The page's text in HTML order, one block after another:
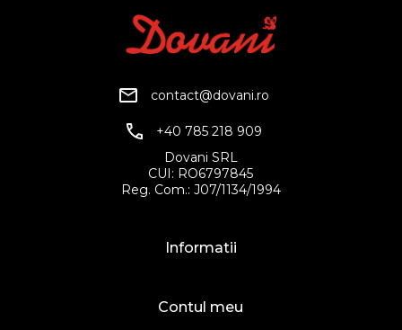
contact@dovani.ro
+40 785 218 909
Dovani SRL
CUI: RO6797845
Reg. Com.: J07/1134/1994
Informatii
Contul meu